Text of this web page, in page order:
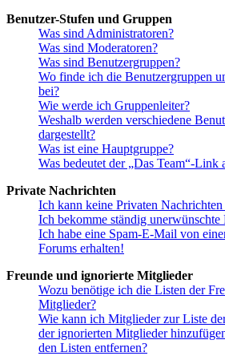
Benutzer-Stufen und Gruppen
Was sind Administratoren?
Was sind Moderatoren?
Was sind Benutzergruppen?
Wo finde ich die Benutzergruppen
bei?
Wie werde ich Gruppenleiter?
Weshalb werden verschiedene
dargestellt?
Was ist eine Hauptgruppe?
Was bedeutet der „Das Team“-Link
Private Nachrichten
Ich kann keine Privaten
Ich bekomme ständig
Ich habe eine Spam-E-Mail von
Forums erhalten!
Freunde und ignorierte Mitglieder
Wozu benötige ich die Listen der
Mitglieder?
Wie kann ich Mitglieder zur Liste
der ignorierten Mitglieder
den Listen entfernen?